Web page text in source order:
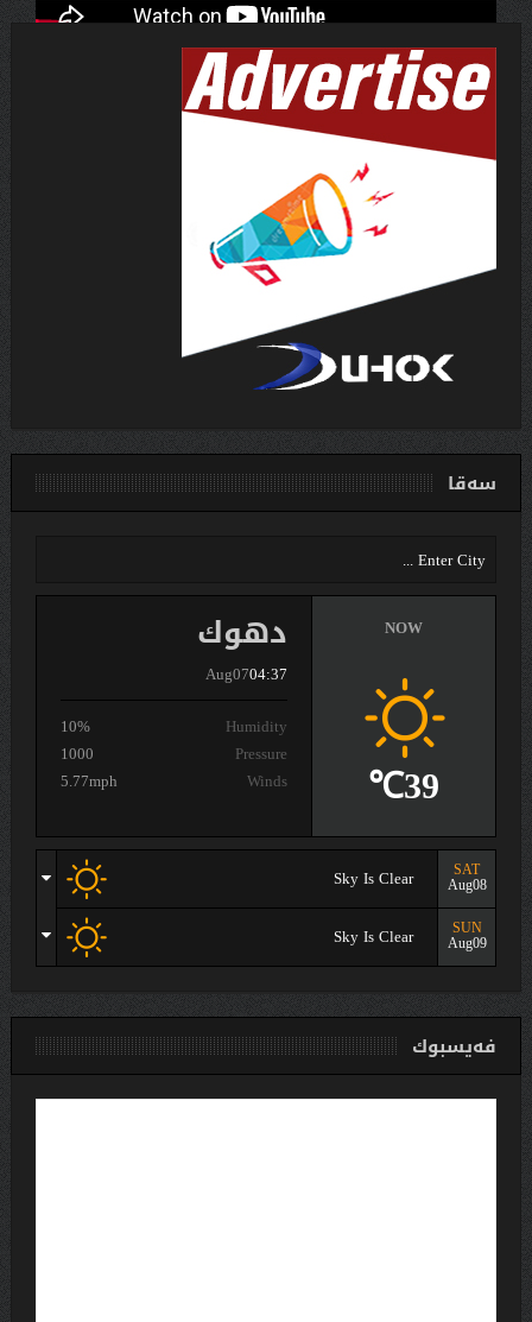
سەقا
دهوك
Aug0704:37
Humidity
10%
Pressure
1000
Winds
5.77mph
NOW
39℃
SAT
Aug08
Sky Is Clear
SUN
Aug09
Sky Is Clear
فەیسبوك